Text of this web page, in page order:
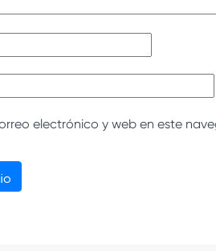
electrónico y web en este